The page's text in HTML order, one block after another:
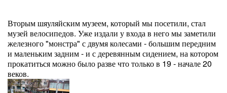
Вторым шяуляйским музеем, который мы посетили, стал
музей велосипедов. Уже издали у входа в него мы заметили
железного "монстра" с двумя колесами - большим передним
и маленьким задним - и с деревянным сидением, на котором
прокатиться можно было разве что только в 19 - начале 20
веков.